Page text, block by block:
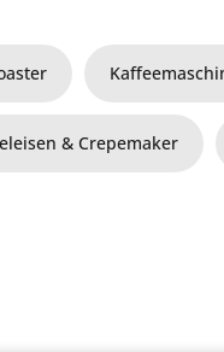
& Crepemaker